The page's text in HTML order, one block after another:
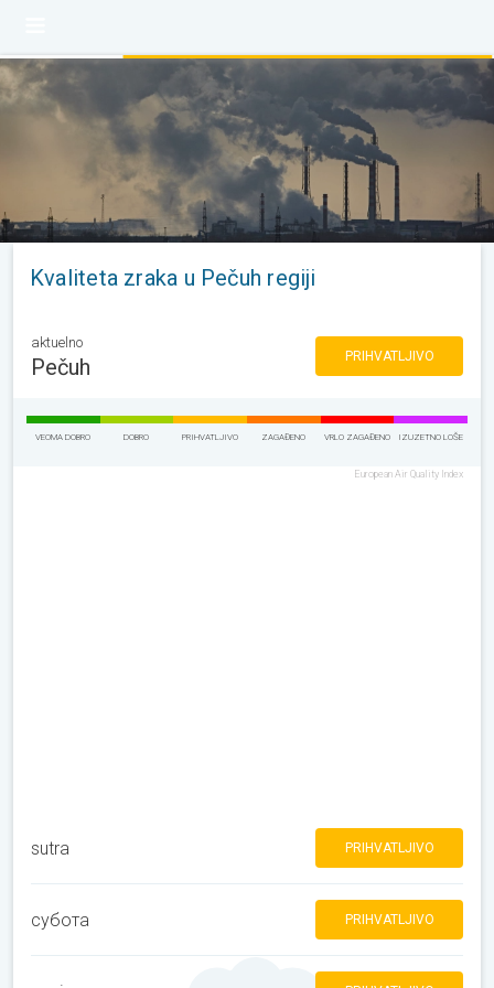
Kvaliteta zraka u Pečuh regiji
aktuelno
Pečuh PRIHVATLJIVO
VEOMA DOBRO DOBRO PRIHVATLJIVO ZAGAĐENO VRLO ZAGAĐENO IZUZETNO LOŠE
European Air Quality Index
sutra PRIHVATLJIVO
субота PRIHVATLJIVO